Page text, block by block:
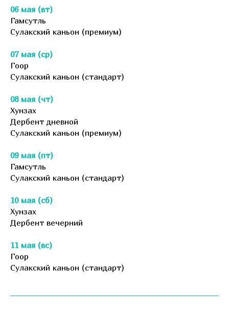
06 мая (вт)
Гамсутль
Сулакский каньон (премиум)
07 мая (ср)
Гоор
Сулакский каньон (стандарт)
08 мая (чт)
Хунзах
Дербент дневной
Сулакский каньон (премиум)
09 мая (пт)
Гамсутль
Сулакский каньон (стандарт)
10 мая (сб)
Хунзах
Дербент вечерний
11 мая (вс)
Гоор
Сулакский каньон (стандарт)